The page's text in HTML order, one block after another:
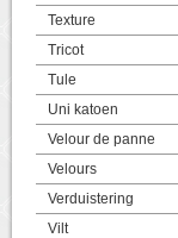
Texture
Tricot
Tule
Uni katoen
Velour de panne
Velours
Verduistering
Vilt